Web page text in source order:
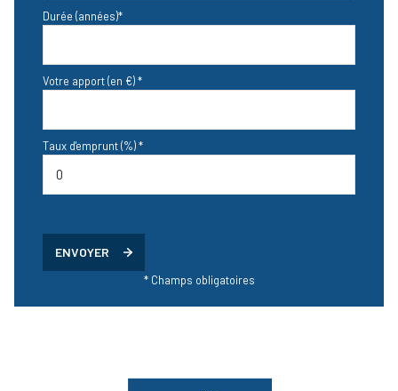
Durée (années)*
Votre apport (en €) *
Taux d'emprunt (%) *
ENVOYER
* Champs obligatoires